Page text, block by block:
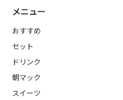
メニュー
おすすめ
セット
ドリンク
朝マック
スイーツ